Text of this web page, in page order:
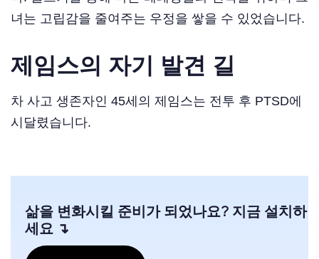
녀는 고립감을 줄여주는 우정을 쌓을 수 있었습니다.
제임스의 자기 발견 길
차 사고 생존자인 45세의 제임스는 전투 후 PTSD에
시달렸습니다.
삶을 변화시킬 준비가 되었나요? 지금 설치하
세요 ↴